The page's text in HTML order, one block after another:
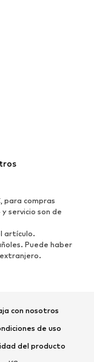
para compras
servicio son de
artículo.
Puede haber
con nosotros
de uso
del producto